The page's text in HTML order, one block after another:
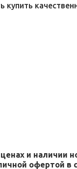
купить
и наличии
офертой в